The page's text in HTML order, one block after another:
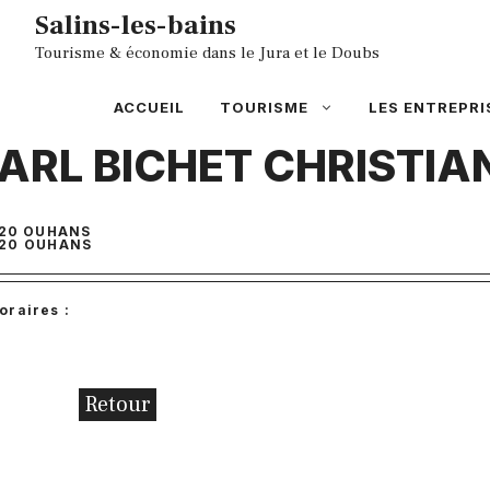
AllerSalins-les-bains
Tourisme & économie dans le Jura et le Doubs
ACCUEIL TOURISME LES
BICHET
OUHANS
OUHANS
:
Retour